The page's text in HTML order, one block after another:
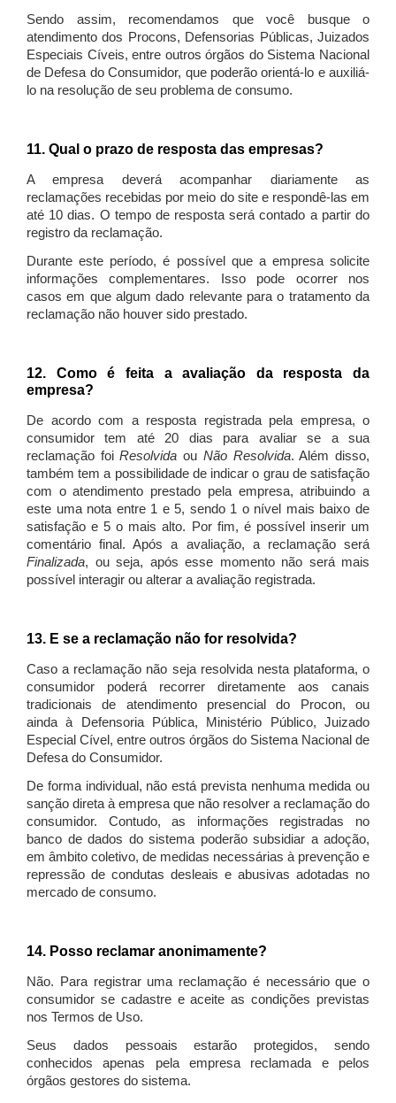
Sendo assim, recomendamos que você busque o
atendimento dos Procons, Defensorias Públicas, Juizados
Especiais Cíveis, entre outros órgãos do Sistema Nacional
de Defesa do Consumidor, que poderão orientá-lo e auxiliá-
lo na resolução de seu problema de consumo.
11. Qual o prazo de resposta das empresas?
A empresa deverá acompanhar diariamente as
reclamações recebidas por meio do site e respondê-las em
até 10 dias. O tempo de resposta será contado a partir do
registro da reclamação.
Durante este período, é possível que a empresa solicite
informações complementares. Isso pode ocorrer nos
casos em que algum dado relevante para o tratamento da
reclamação não houver sido prestado.
12. Como é feita a avaliação da resposta da
empresa?
De acordo com a resposta registrada pela empresa, o
consumidor tem até 20 dias para avaliar se a sua
reclamação foiResolvida ou Não Resolvida. Além disso,
também tem a possibilidade de indicar o grau de satisfação
com o atendimento prestado pela empresa, atribuindo a
este uma nota entre 1 e 5, sendo 1 o nível mais baixo de
satisfação e 5 o mais alto. Por fim, é possível inserir um
comentário final. Após a avaliação, a reclamação será
Finalizada, ou seja, após esse momento não será mais
possível interagir ou alterar a avaliação registrada.
13. E se a reclamação não for resolvida?
Caso a reclamação não seja resolvida nesta plataforma, o
consumidor poderá recorrer diretamente aos canais
tradicionais de atendimento presencial do Procon, ou
ainda à Defensoria Pública, Ministério Público, Juizado
Especial Cível, entre outros órgãos do Sistema Nacional de
Defesa do Consumidor.
De forma individual, não está prevista nenhuma medida ou
sanção direta à empresa que não resolver a reclamação do
consumidor. Contudo, as informações registradas no
banco de dados do sistema poderão subsidiar a adoção,
em âmbito coletivo, de medidas necessárias à prevenção e
repressão de condutas desleais e abusivas adotadas no
mercado de consumo.
14. Posso reclamar anonimamente?
Não. Para registrar uma reclamação é necessário que o
consumidor se cadastre e aceite as condições previstas
nos Termos de Uso.
Seus dados pessoais estarão protegidos, sendo
conhecidos apenas pela empresa reclamada e pelos
órgãos gestores do sistema.